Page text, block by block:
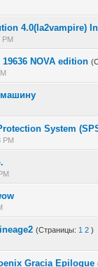
4.0(la2vampire)
PM
0 голос(ов) - 0 из
12
NOVA edition
2 голос(ов)
1 2
0 голос(ов) - 0 из
System
PM
0 голос(ов) - 0 из
1 2
(Страницы: 1 2 )
0 голос(ов) - 0 из
1 2
Gracia Epilogue